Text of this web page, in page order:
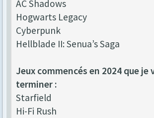
AC Shadows
Hogwarts Legacy
Cyberpunk
Hellblade II: Senua’s Saga
Jeux commencés en 2024 que je
terminer :
Starfield
Hi-Fi Rush